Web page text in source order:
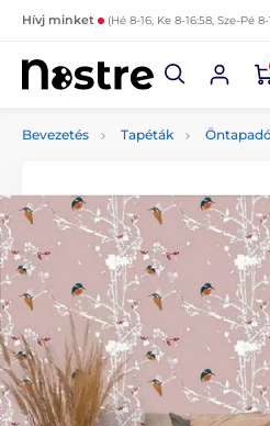
Hívj minket (Hé 8-16, Ke 8-16:58, Sze-Pé 8-
Bevezetés Tapéták